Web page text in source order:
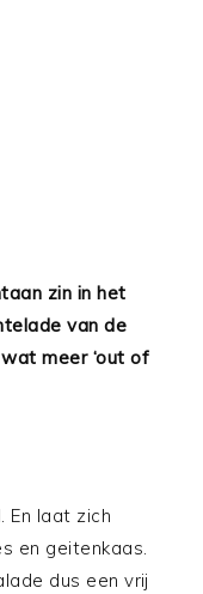
zin in het
van de
meer ‘out of
En laat zich
en geitenkaas.
dus een vrij